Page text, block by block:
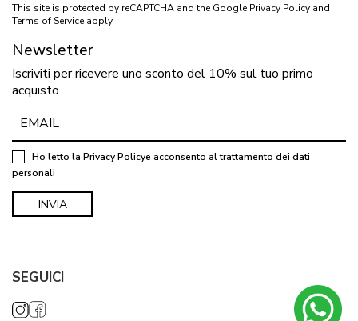
This site is protected by reCAPTCHA and the Google Privacy Policy and
Terms of Service apply.
Newsletter
Iscriviti per ricevere uno sconto del 10% sul tuo primo
acquisto
Ho letto la Privacy Policye acconsento al trattamento dei dati
personali
SEGUICI